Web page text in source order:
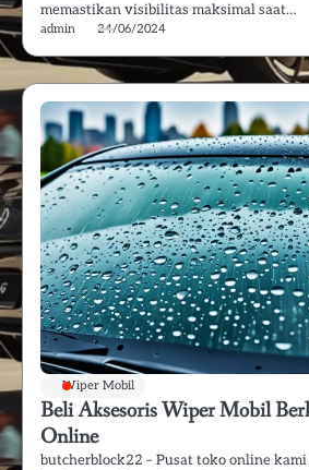
memastikan visibilitas maksimal saat…
admin 24/06/2024
Wiper Mobil
Beli Aksesoris Wiper Mobil
Online
butcherblock22 – Pusat toko online